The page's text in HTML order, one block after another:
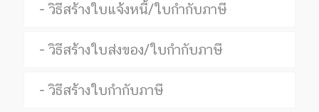
วิธีสร้างใบแจ้งหนี้/ใบกำกับภาษี
วิธีสร้างใบส่งของ/ใบกำกับภาษี
วิธีสร้างใบกำกับภาษี